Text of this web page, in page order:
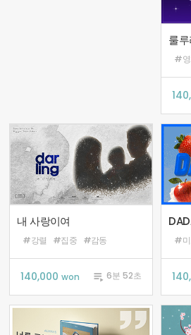
룰
#
내 사랑이여
#강렬 #집중 #감동
140,000won  6분 52초
#미